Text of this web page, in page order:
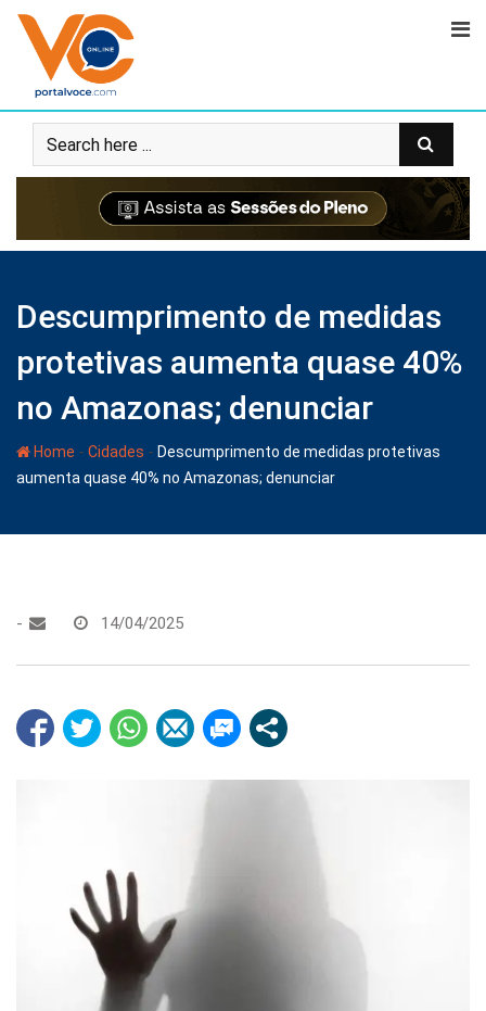
Descumprimento de medidas
protetivas aumenta quase 40%
no Amazonas; denunciar
Home - Cidades - Descumprimento de medidas protetivas
aumenta quase 40% no Amazonas; denunciar
- 14/04/2025